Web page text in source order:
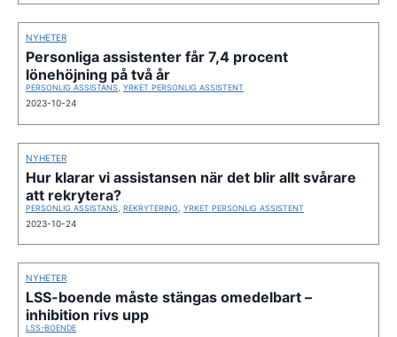
NYHETER
Personliga assistenter får 7,4 procent
lönehöjning på två år
PERSONLIG ASSISTANS, YRKET PERSONLIG ASSISTENT
2023-10-24
NYHETER
Hur klarar vi assistansen när det blir allt svårare
att rekrytera?
PERSONLIG ASSISTANS REKRYTERING YRKET PERSONLIG ASSISTENT
2023-10-24
NYHETER
LSS-boende måste stängas omedelbart –
inhibition rivs upp
LSS-BOENDE